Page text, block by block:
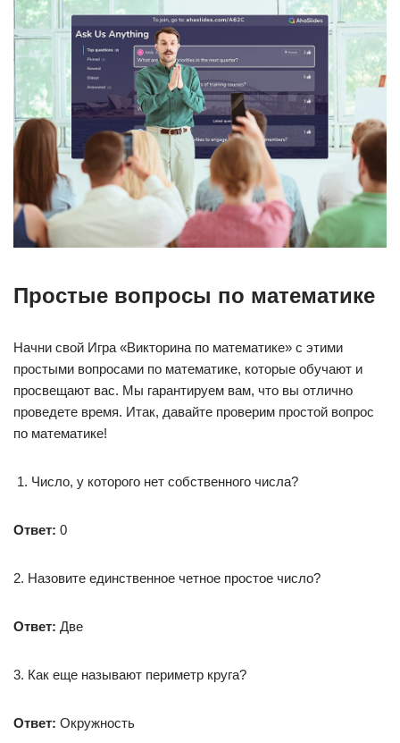
Простые вопросы по математике
Начни свой Игра «Викторина по математике» с этими
простыми вопросами по математике, которые обучают и
просвещают вас. Мы гарантируем вам, что вы отлично
проведете время. Итак, давайте проверим простой вопрос
по математике!
Число, у которого нет собственного числа?
Ответ: 0
2. Назовите единственное четное простое число?
Ответ: Две
3. Как еще называют периметр круга?
Ответ: Окружность